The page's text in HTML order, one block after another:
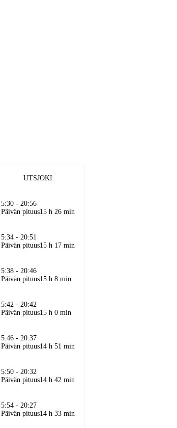
UTSJOKI
5:30 - 20:56
Päivän pituus15 h 26 min
5:34 - 20:51
Päivän pituus15 h 17 min
5:38 - 20:46
Päivän pituus15 h 8 min
5:42 - 20:42
Päivän pituus15 h 0 min
5:46 - 20:37
Päivän pituus14 h 51 min
5:50 - 20:32
Päivän pituus14 h 42 min
5:54 - 20:27
Päivän pituus14 h 33 min